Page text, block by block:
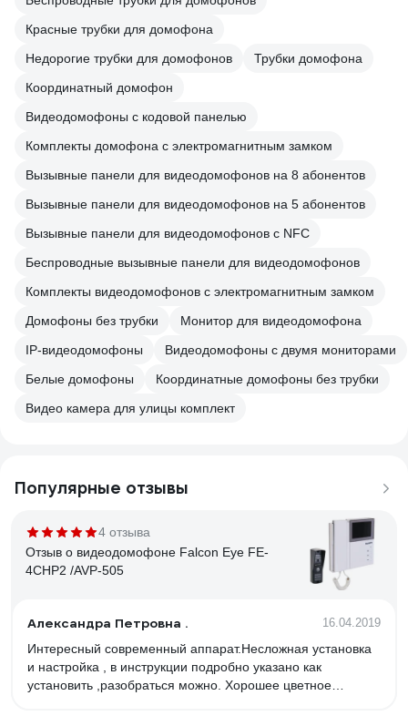
Красные трубки для домофона
Недорогие трубки для домофонов
Трубки домофона
Координатный домофон
Видеодомофоны с кодовой панелью
Комплекты домофона с электромагнитным замком
Вызывные панели для видеодомофонов на 8 абонентов
Вызывные панели для видеодомофонов на 5 абонентов
Вызывные панели для видеодомофонов с NFC
Беспроводные вызывные панели для видеодомофонов
Комплекты видеодомофонов с электромагнитным замком
Домофоны без трубки
Монитор для видеодомофона
IP-видеодомофоны
Видеодомофоны с двумя мониторами
Белые домофоны
Координатные домофоны без трубки
Видео камера для улицы комплект
Популярные отзывы
4 отзыва
Отзыв о видеодомофоне Falcon Eye FE-
4CHP2 /AVP-505
Александра Петровна . 16.04.2019
Интересный современный аппарат.Несложная установка
и настройка , в инструкции подробно указано как
установить ,разобраться можно. Хорошее цветное